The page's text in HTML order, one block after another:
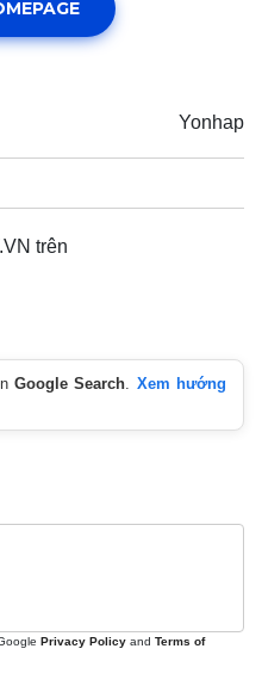
Tỷ giá
Yonhap
trên
Google Search. Xem hướng
Privacy Policy and Terms of